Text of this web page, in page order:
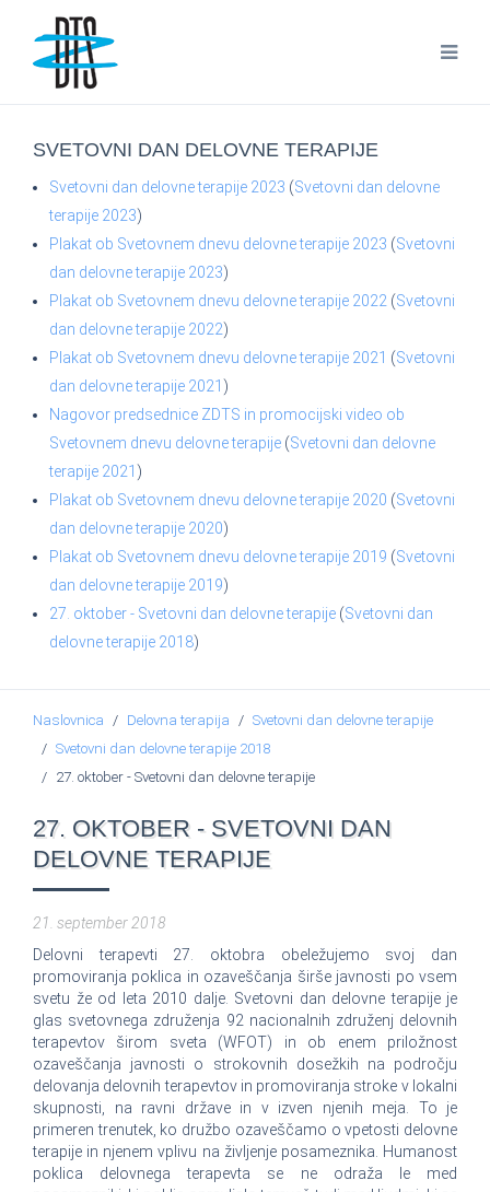
SVETOVNI DAN DELOVNE TERAPIJE
Svetovni dan delovne terapije 2023 (Svetovni dan delovne
terapije 2023)
Plakat ob Svetovnem dnevu delovne terapije 2023 (Svetovni
dan delovne terapije 2023)
Plakat ob Svetovnem dnevu delovne terapije 2022 (Svetovni
dan delovne terapije 2022)
Plakat ob Svetovnem dnevu delovne terapije 2021 (Svetovni
dan delovne terapije 2021 )
Nagovor predsednice ZDTS in promocijski video ob
Svetovnem dnevu delovne terapije (Svetovni dan delovne
terapije 2021 )
Plakat ob Svetovnem dnevu delovne terapije 2020 (Svetovni
dan delovne terapije 2020)
Plakat ob Svetovnem dnevu delovne terapije 2019 (Svetovni
dan delovne terapije 2019)
27. oktober - Svetovni dan delovne terapije (Svetovni dan
delovne terapije 2018)
Naslovnica Delovna terapija
Svetovni dan delovne terapije
Svetovni dan delovne terapije 2018
27. oktober - Svetovni dan delovne terapije
27. OKTOBER - SVETOVNI DAN
DELOVNE TERAPIJE
21. september 2018
Delovni terapevti 27. oktobra obeležujemo svoj dan
promoviranja poklica in ozaveščanja širše javnosti po vsem
svetu že od leta 2010 dalje. Svetovni dan delovne terapije je
glas svetovnega združenja 92 nacionalnih združenj delovnih
terapevtov širom sveta (WFOT) in ob enem priložnost
ozaveščanja javnosti o strokovnih dosežkih na področju
delovanja delovnih terapevtov in promoviranja stroke v lokalni
skupnosti, na ravni države in v izven njenih meja. To je
primeren trenutek, ko družbo ozaveščamo o vpetosti delovne
terapije in njenem vplivu na življenje posameznika. Humanost
poklica delovnega terapevta se ne odraža le med